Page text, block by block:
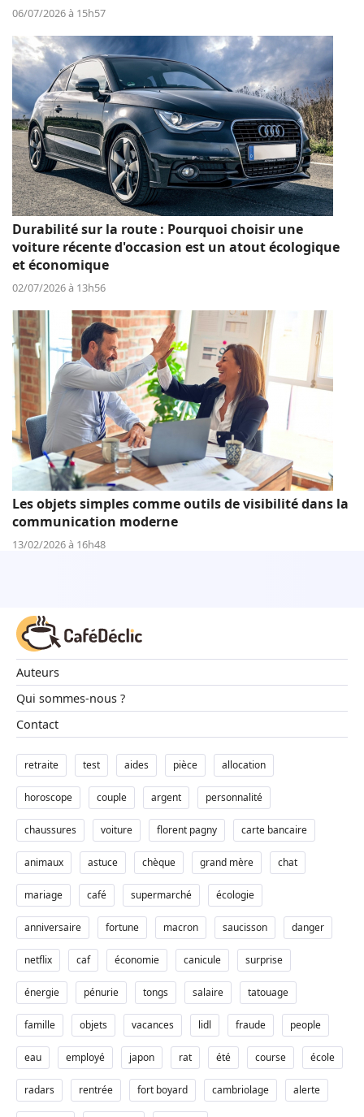
06/07/2026 à 15h57
Durabilité sur la route : Pourquoi choisir une
voiture récente d'occasion est un atout écologique
et économique
02/07/2026 à 13h56
Les objets simples comme outils de visibilité dans la
communication moderne
13/02/2026 à 16h48
Auteurs
Qui sommes-nous ?
Contact
retraite test aides pièce allocation
horoscope couple argent personnalité
chaussures voiture florent pagny carte bancaire
animaux astuce chèque grand mère chat
mariage café supermarché écologie
anniversaire fortune macron saucisson danger
netflix caf économie canicule surprise
énergie pénurie tongs salaire tatouage
famille objets vacances lidl fraude people
eau employé japon rat été course école
radars rentrée fort boyard cambriolage alerte